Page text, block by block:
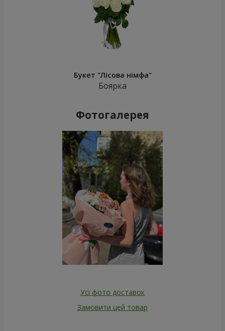
Букет "Лісова німфа"
Боярка
Фотогалерея
Усі фото доставок
Замовити цей товар